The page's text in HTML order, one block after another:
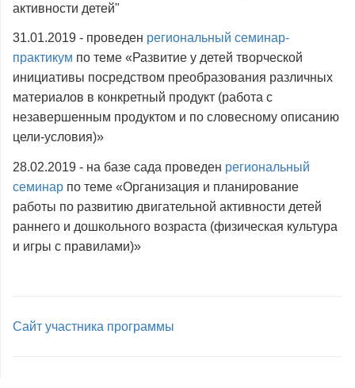
активности детей"
31.01.2019 - проведен региональный семинар-
практикум по теме «Развитие у детей творческой
инициативы посредством преобразования различных
материалов в конкретный продукт (работа с
незавершенным продуктом и по словесному описанию
цели-условия)»
28.02.2019 - на базе сада проведен региональный
семинар по теме «Организация и планирование
работы по развитию двигательной активности детей
раннего и дошкольного возраста (физическая культура
и игры с правилами)»
Сайт участника программы